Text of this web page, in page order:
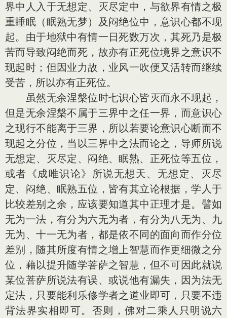
界中人入于无想定、灭尽定中，与欲界有情之极
重睡眠（眠熟无梦）及闷绝位中，意识心都不现
起。由于地狱中有情一日死数万次，其死乃是极
苦而导致闷绝而死，故亦有正死位境界之意识不
现起时；但因业力故，业风一吹便又活转而继续
受苦，所以亦有正死位。
虽然无余涅槃位时七识心皆灭而永不现起，
但是无余涅槃不属于三界中之任一界，而意识心
之现行不能离于三界，所以若要论意识心断而不
现起之分位，当以三界中之法而论之，导师所说
无想定、灭尽定、闷绝、眠熟、正死位等五位，
或者《成唯识论》所说无想天、无想定、灭尽
定、闷绝、眠熟五位，皆有其立论根据，学人于
比较差别之余，应该要知道其中正理才是。譬如
无为一法，有分为六无为者，有分为八无为、九
无为、十一无为者，都是依不同的面向而作分位
差别，随其所度有情之增上智慧而作更细微之分
位，藉以提升随学菩萨之智慧，但不可因此就说
某位菩萨所说法有误、或说他有漏失，因为法无
定法，只要能利乐修学者之道业即可，只要不违
背法界实相即可。否则，佛对二乘人只明说六